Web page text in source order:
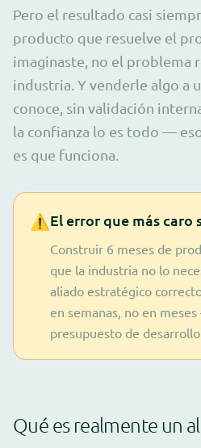
Pero el resultado casi
producto que resuelve el
imaginaste, no el problema
industria. Y venderle algo a
conoce, sin validación
la confianza lo es todo —
es que funciona.
⚠️El error que más caro
Construir 6 meses de
que la industria no lo
aliado estratégico
en semanas, no en
presupuesto de
Qué es realmente un